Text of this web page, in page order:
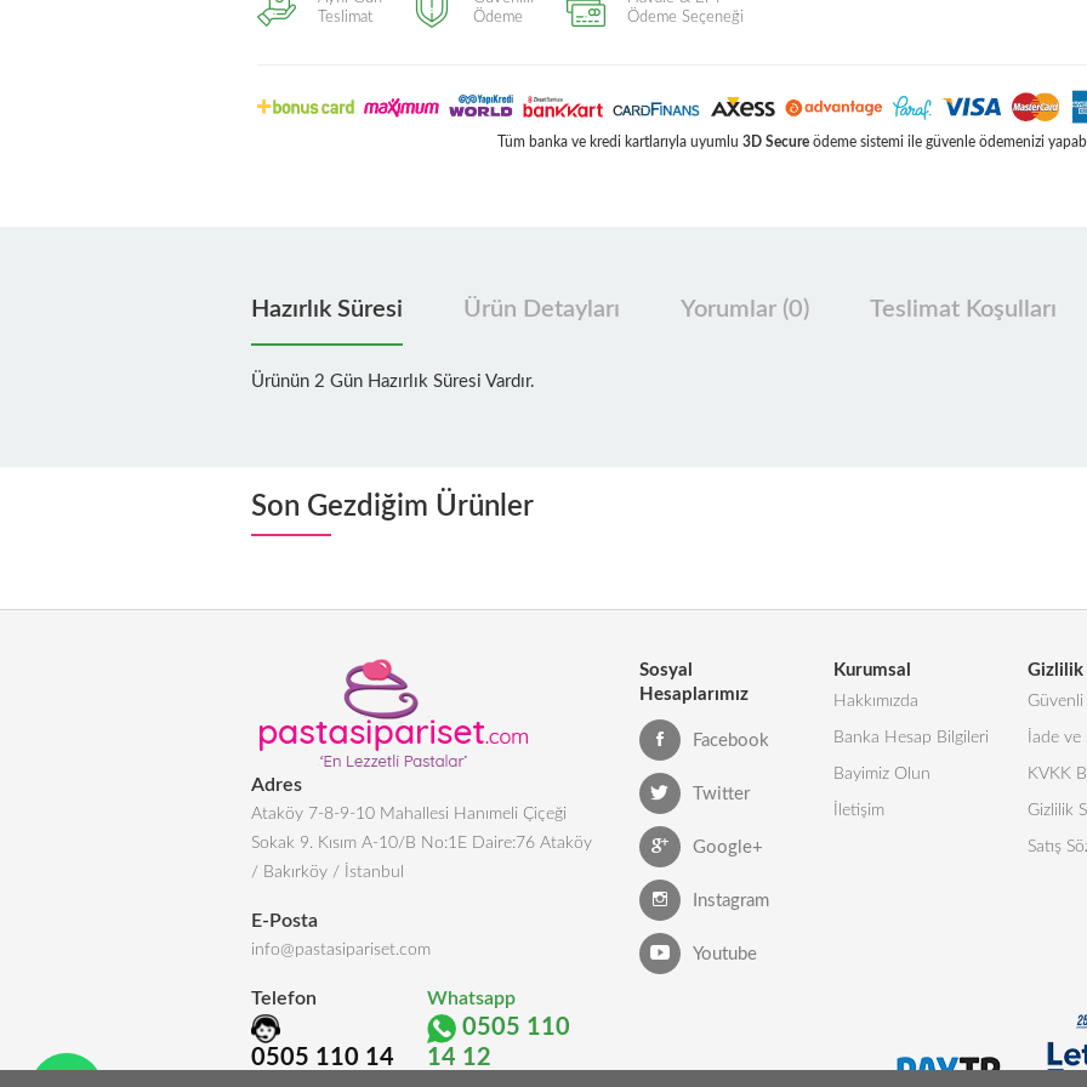
Teslimat
Ödeme
Ödeme Seçeneği
Tüm banka ve kredi kartlarıyla uyumlu 3D Secureödeme sistemi ile güvenle ödemenizi
Hazırlık Süresi Ürün Detayları Yorumlar (0) Teslimat Koşulları
Ürünün 2 Gün Hazırlık Süresi Vardır.
Son Gezdiğim Ürünler
Adres
Ataköy 7-8-9-10 Mahallesi Hanımeli Çiçeği
Sokak 9. Kısım A-10/B No:1E Daire:76 Ataköy
/ Bakırköy / İstanbul
E-Posta
info@pastasipariset.com
Telefon
0505 110 14
Whatsapp
0505 110
14 12
Sosyal
Hesaplarımız
Facebook
Twitter
Google+
Instagram
Youtube
Kurumsal
Hakkımızda
Banka Hesap Bilgileri
Bayimiz Olun
İletişim
Gizlilik
Güvenli
İade ve
KVKK
Gizlilik
Satış